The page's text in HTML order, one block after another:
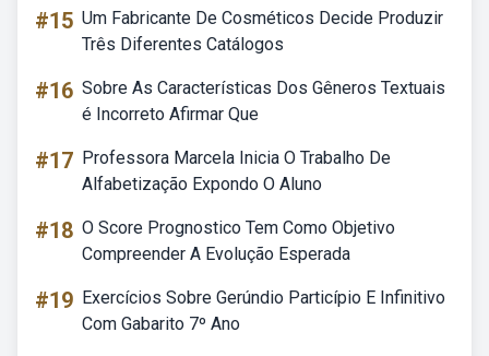
#15 Um Fabricante De Cosméticos Decide Produzir
Três Diferentes Catálogos
#16 Sobre As Características Dos Gêneros Textuais
é Incorreto Afirmar Que
#17 Professora Marcela Inicia O Trabalho De
Alfabetização Expondo O Aluno
#18 O Score Prognostico Tem Como Objetivo
Compreender A Evolução Esperada
#19 Exercícios Sobre Gerúndio Particípio E Infinitivo
Com Gabarito 7º Ano